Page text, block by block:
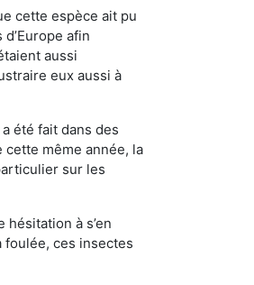
cette espèce ait pu
afin
aussi
eux aussi à
été fait dans des
même année, la
sur les
à s’en
ces insectes